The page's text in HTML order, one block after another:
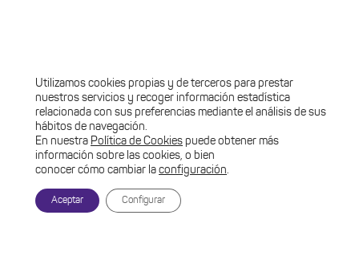
Conectamos
Utilizamos cookies propias y de terceros para prestar
nuestros servicios y recoger información estadística
relacionada con sus preferencias mediante el análisis de sus
hábitos de navegación.
En nuestra Política de Cookies puede obtener más
información sobre las cookies, o bien
conocer cómo cambiar la configuración.
Aceptar Configurar